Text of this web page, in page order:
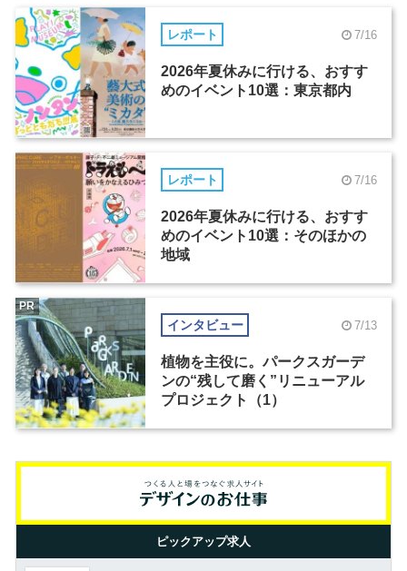
レポート 7/16
2026年夏休みに行ける、おすす
めのイベント10選：東京都内
レポート 7/16
2026年夏休みに行ける、おすす
めのイベント10選：そのほかの
地域
インタビュー 7/13
植物を主役に。パークスガーデ
ンの“残して磨く”リニューアル
プロジェクト（1）
PR
ピックアップ求人